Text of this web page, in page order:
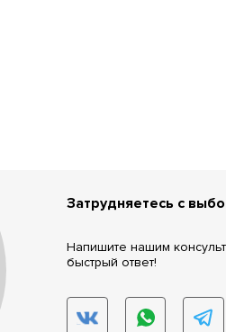
Затрудняетесь с
Напишите нашим
быстрый ответ!